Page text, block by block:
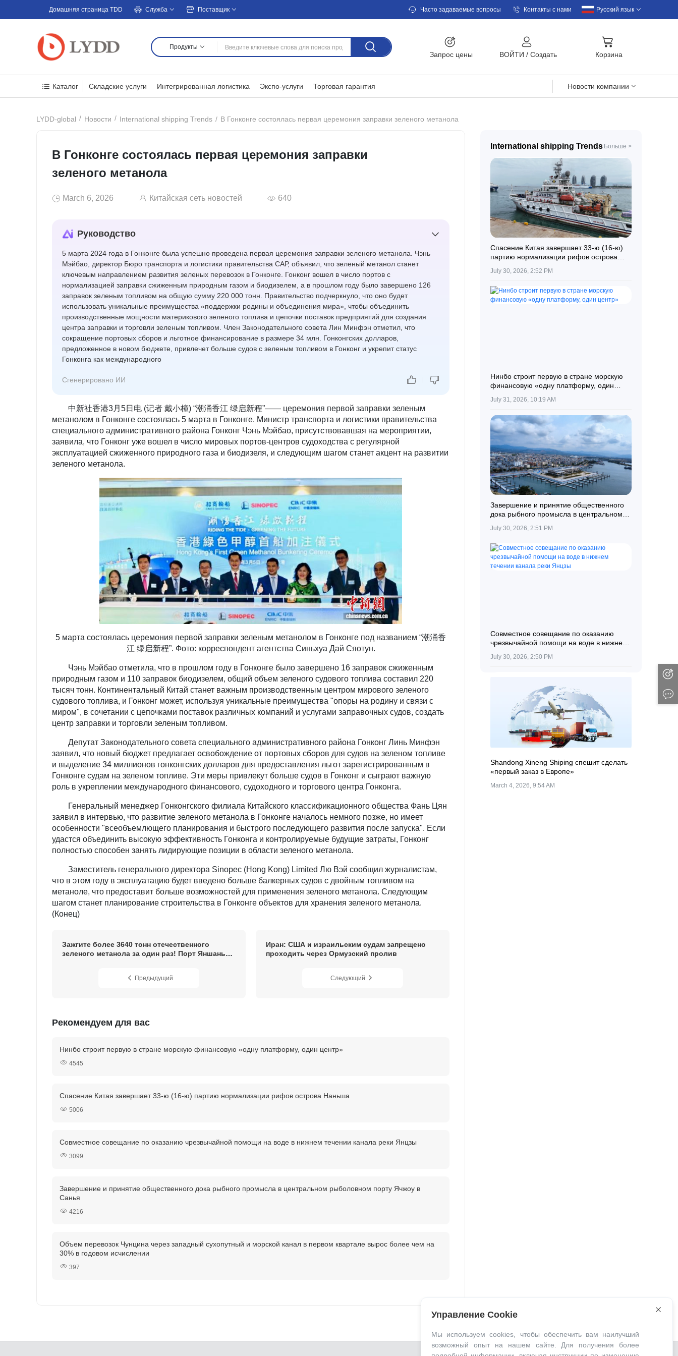
Домашняя страница TDD Служба Поставщик Часто задаваемые вопросы Контакты с нами Русский язык
Продукты
Запрос цены BOЙTИ / Cоздать Корзина
Каталог Складские услуги Интегрированная логистика Экспо-услуги Торговая гарантия Новости компании
LYDD-global Новости International shipping Trends В Гонконге состоялась первая церемония заправки зеленого метанола
В Гонконге состоялась первая церемония заправки
зеленого метанола
March 6, 2026 Китайская сеть новостей 640
Руководство
5 марта 2024 года в Гонконге была успешно проведена первая церемония заправки зеленого метанола. Чэнь
Мэйбао, директор Бюро транспорта и логистики правительства САР, объявил, что зеленый метанол станет
ключевым направлением развития зеленых перевозок в Гонконге. Гонконг вошел в число портов с
нормализацией заправки сжиженным природным газом и биодизелем, а в прошлом году было завершено 126
заправок зеленым топливом на общую сумму 220 000 тонн. Правительство подчеркнуло, что оно будет
использовать уникальные преимущества «поддержки родины и объединения мира», чтобы объединить
производственные мощности материкового зеленого топлива и цепочки поставок предприятий для создания
центра заправки и торговли зеленым топливом. Член Законодательного совета Лин Минфэн отметил, что
сокращение портовых сборов и льготное финансирование в размере 34 млн. Гонконгских долларов,
предложенное в новом бюджете, привлечет больше судов с зеленым топливом в Гонконг и укрепит статус
Гонконга как международного
Сгенерировано ИИ
中新社香港3月5日电 (记者 戴小橦) “潮涌香江 绿启新程”—— церемония первой заправки зеленым
метанолом в Гонконге состоялась 5 марта в Гонконге. Министр транспорта и логистики правительства
специального административного района Гонконг Чэнь Мэйбао, присутствовавшая на мероприятии,
заявила, что Гонконг уже вошел в число мировых портов-центров судоходства с регулярной
эксплуатацией сжиженного природного газа и биодизеля, и следующим шагом станет акцент на развитии
зеленого метанола.
5 марта состоялась церемония первой заправки зеленым метанолом в Гонконге под названием “潮涌香
江 绿启新程”. Фото: корреспондент агентства Синьхуа Дай Сяотун.
Чэнь Мэйбао отметила, что в прошлом году в Гонконге было завершено 16 заправок сжиженным
природным газом и 110 заправок биодизелем, общий объем зеленого судового топлива составил 220
тысяч тонн. Континентальный Китай станет важным производственным центром мирового зеленого
судового топлива, и Гонконг может, используя уникальные преимущества "опоры на родину и связи с
миром", в сочетании с цепочками поставок различных компаний и услугами заправочных судов, создать
центр заправки и торговли зеленым топливом.
Депутат Законодательного совета специального административного района Гонконг Линь Минфэн
заявил, что новый бюджет предлагает освобождение от портовых сборов для судов на зеленом топливе
и выделение 34 миллионов гонконгских долларов для предоставления льгот зарегистрированным в
Гонконге судам на зеленом топливе. Эти меры привлекут больше судов в Гонконг и сыграют важную
роль в укреплении международного финансового, судоходного и торгового центра Гонконга.
Генеральный менеджер Гонконгского филиала Китайского классификационного общества Фань Цян
заявил в интервью, что развитие зеленого метанола в Гонконге началось немного позже, но имеет
особенности "всеобъемлющего планирования и быстрого последующего развития после запуска". Если
удастся объединить высокую эффективность Гонконга и контролируемые будущие затраты, Гонконг
полностью способен занять лидирующие позиции в области зеленого метанола.
Заместитель генерального директора Sinopec (Hong Kong) Limited Лю Вэй сообщил журналистам,
что в этом году в эксплуатацию будет введено больше балкерных судов с двойным топливом на
метаноле, что предоставит больше возможностей для применения зеленого метанола. Следующим
шагом станет планирование строительства в Гонконге объектов для хранения зеленого метанола.
(Конец)
Зажгите более 3640 тонн отечественного
зеленого метанола за один раз! Порт Яншань
Предыдущий
Иран: США и израильским судам запрещено
проходить через Ормузский пролив
Следующий
Рекомендуем для вас
Нинбо строит первую в стране морскую финансовую «одну платформу, один центр»
4545
Спасение Китая завершает 33-ю (16-ю) партию нормализации рифов острова Наньша
5006
Совместное совещание по оказанию чрезвычайной помощи на воде в нижнем течении канала реки Янцзы
3099
Завершение и принятие общественного дока рыбного промысла в центральном рыболовном порту Ячжоу в
Санья
4216
Объем перевозок Чунцина через западный сухопутный и морской канал в первом квартале вырос более чем на
30% в годовом исчислении
397
International shipping Trends Больше >
Спасение Китая завершает 33-ю (16-ю)
партию нормализации рифов острова
July 30, 2026, 2:52 PM
Нинбо строит первую в стране морскую
финансовую «одну платформу, один
July 31, 2026, 10:19 AM
Завершение и принятие общественного
дока рыбного промысла в центральном
July 30, 2026, 2:51 PM
Совместное совещание по оказанию
чрезвычайной помощи на воде в нижнем
July 30, 2026, 2:50 PM
Shandong Xineng Shiping спешит сделать
«первый заказ в Европе»
March 4, 2026, 9:54 AM
Управление Cookie
Мы используем cookies, чтобы обеспечить вам наилучший
возможный опыт на нашем сайте. Для получения более